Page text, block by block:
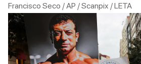
Francisco Seco / AP / Scanpix / LETA